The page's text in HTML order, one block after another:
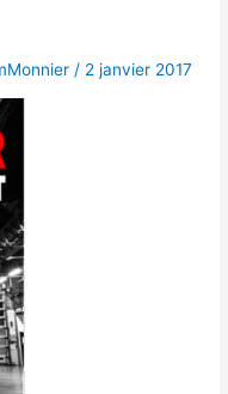
/ 2 janvier 2017